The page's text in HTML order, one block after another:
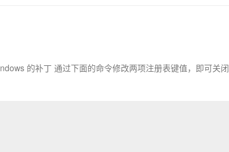
的补丁 通过下面的命令修改两项注册表键值，即可关闭